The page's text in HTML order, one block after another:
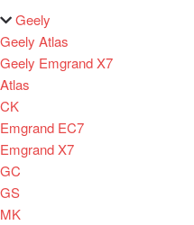
Geely
Geely Atlas
Geely Emgrand X7
Atlas
CK
Emgrand EC7
Emgrand X7
GC
GS
MK